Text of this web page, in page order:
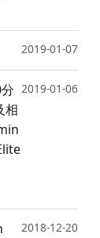
2019-01-07
相
2019-01-06
2018-12-20